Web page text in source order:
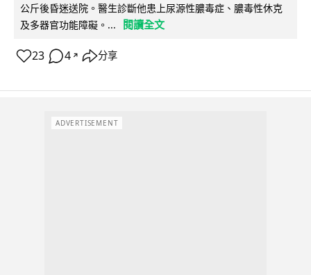
公斤後昏迷送院。醫生診斷他患上尿源性膿毒症、膿毒性休克
及多器官功能障礙。...
閱讀全文
23 4 ↗ 分享
ADVERTISEMENT